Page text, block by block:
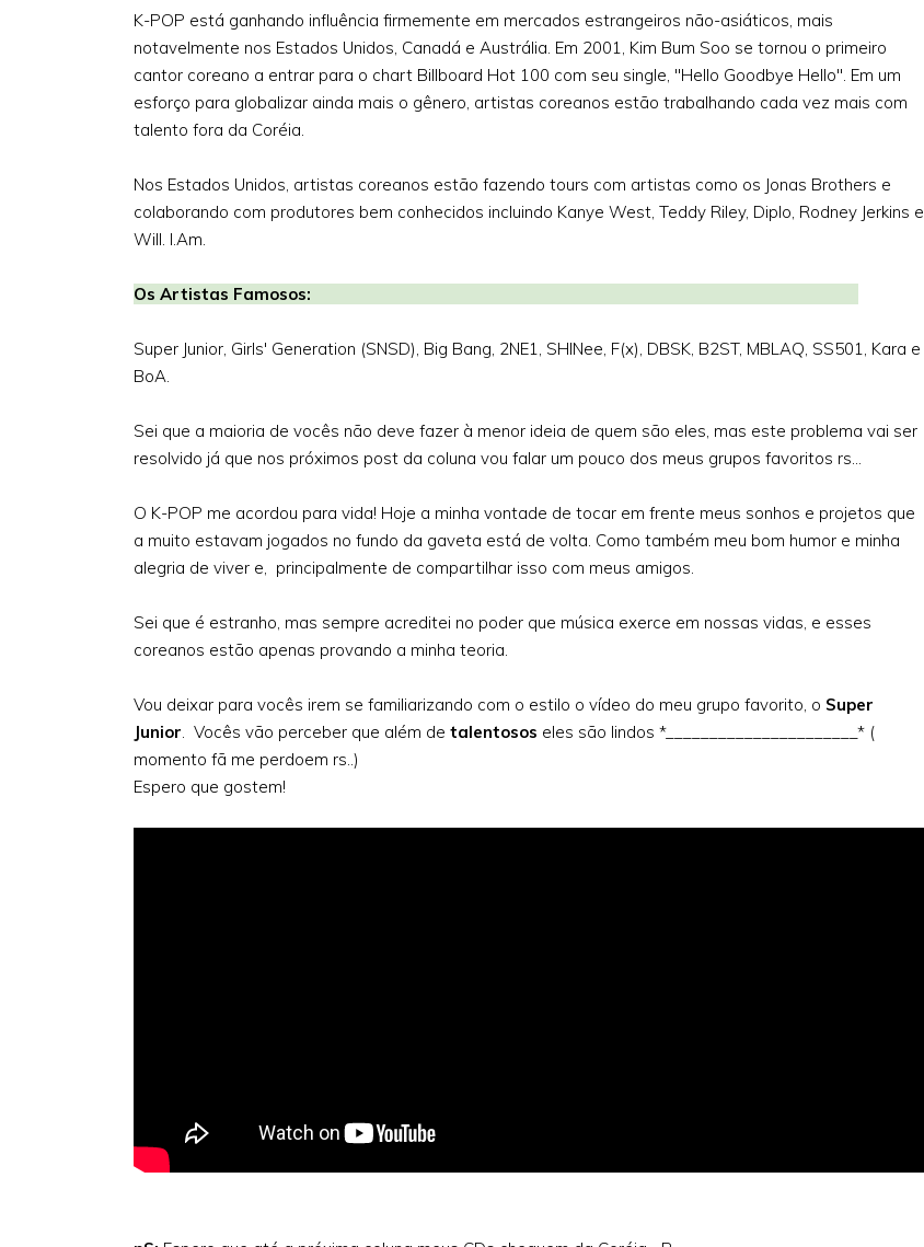
K-POP está ganhando influência firmemente em mercados estrangeiros não-asiáticos, mais
notavelmente nos Estados Unidos, Canadá e Austrália. Em 2001, Kim Bum Soo se tornou o primeiro
cantor coreano a entrar para o chart Billboard Hot 100 com seu single, "Hello Goodbye Hello". Em um
esforço para globalizar ainda mais o gênero, artistas coreanos estão trabalhando cada vez mais com
talento fora da Coréia.
Nos Estados Unidos, artistas coreanos estão fazendo tours com artistas como os Jonas Brothers e
colaborando com produtores bem conhecidos incluindo Kanye West, Teddy Riley, Diplo, Rodney Jerkins e
Will. I.Am.
Os Artistas Famosos:
Super Junior, Girls' Generation (SNSD), Big Bang, 2NE1, SHINee, F(x), DBSK, B2ST, MBLAQ, SS501, Kara e
BoA.
Sei que a maioria de vocês não deve fazer à menor ideia de quem são eles, mas este problema vai ser
resolvido já que nos próximos post da coluna vou falar um pouco dos meus grupos favoritos rs...
O K-POP me acordou para vida! Hoje a minha vontade de tocar em frente meus sonhos e projetos que
a muito estavam jogados no fundo da gaveta está de volta. Como também meu bom humor e minha
alegria de viver e, principalmente de compartilhar isso com meus amigos.
Sei que é estranho, mas sempre acreditei no poder que música exerce em nossas vidas, e esses
coreanos estão apenas provando a minha teoria.
Vou deixar para vocês irem se familiarizando com o estilo o vídeo do meu grupo favorito, o Super
Junior. Vocês vão perceber que além de talentosos eles são lindos *______________________* (
momento fã me perdoem rs..)
Espero que gostem!